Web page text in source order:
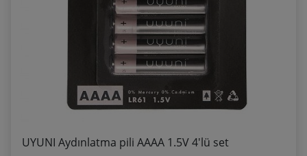
UYUNI Aydınlatma pili AAAA 1.5V 4'lü set